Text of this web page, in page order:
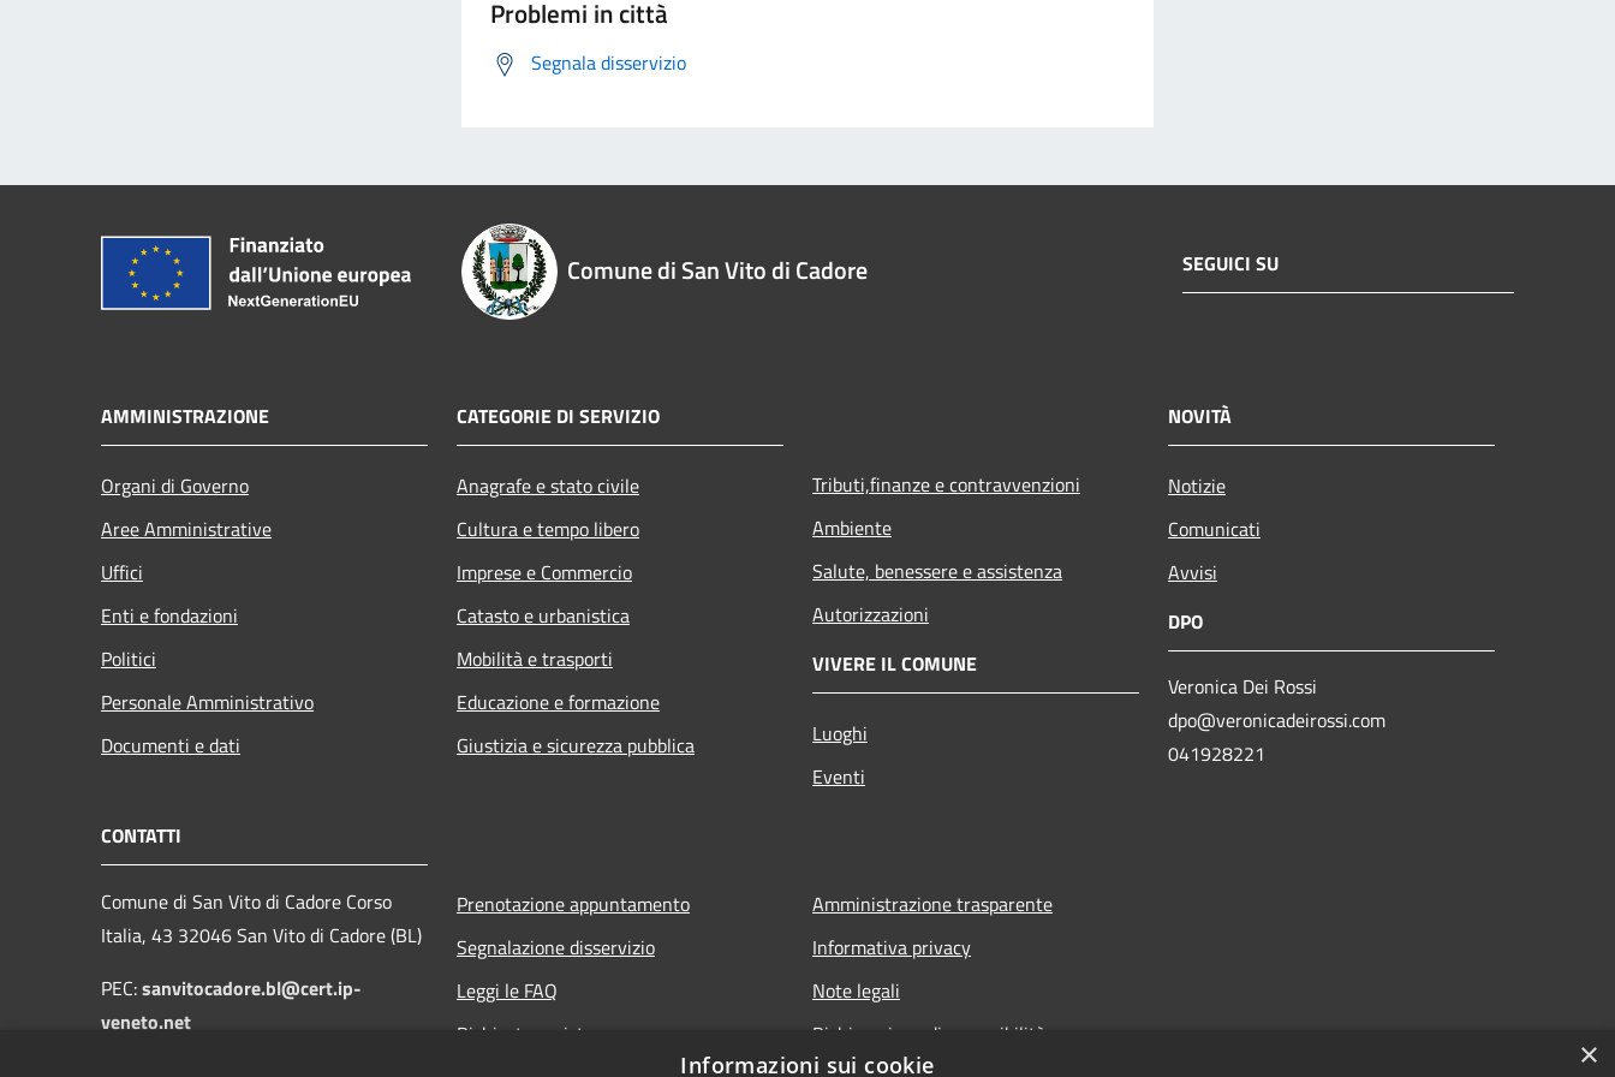
Problemi in città
Segnala disservizio
Comune di San Vito di Cadore SEGUICI SU
AMMINISTRAZIONE
Organi di Governo
Aree Amministrative
Uffici
Enti e fondazioni
Politici
Personale Amministrativo
Documenti e dati
CATEGORIE DI SERVIZIO
Anagrafe e stato civile
Cultura e tempo libero
Imprese e Commercio
Catasto e urbanistica
Mobilità e trasporti
Educazione e formazione
Giustizia e sicurezza pubblica
Tributi,finanze e contravvenzioni
Ambiente
Salute, benessere e assistenza
Autorizzazioni
VIVERE IL COMUNE
Luoghi
Eventi
NOVITÀ
Notizie
Comunicati
Avvisi
DPO
Veronica Dei Rossi
dpo@veronicadeirossi.com
041928221
CONTATTI
Comune di San Vito di Cadore Corso
Italia, 43 32046 San Vito di Cadore (BL)
PEC:sanvitocadore.bl@cert.ip-
veneto.net
Prenotazione appuntamento
Segnalazione disservizio
Leggi le FAQ
Richiesta assistenza
Amministrazione trasparente
Informativa privacy
Note legali
Dichiarazione di accessibilità
×
Informazioni sui cookie